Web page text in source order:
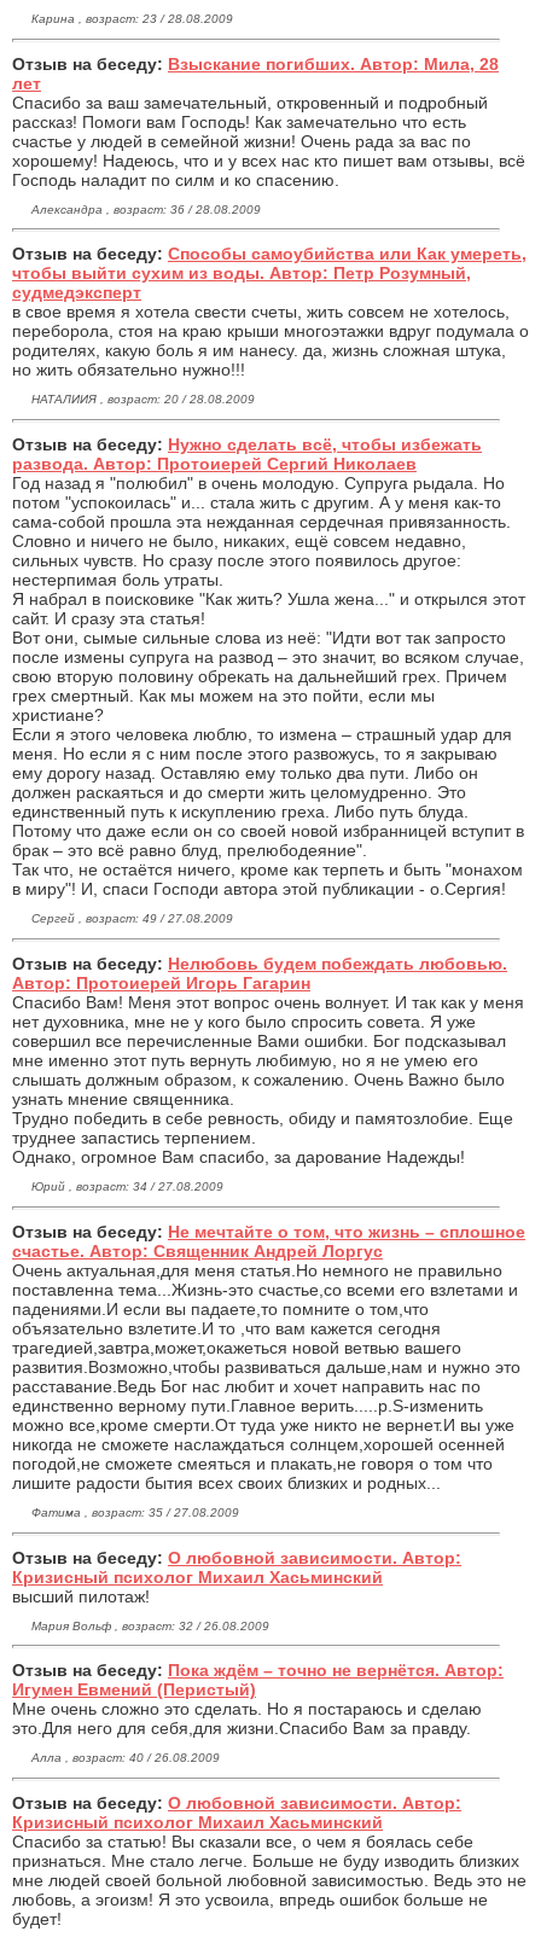
Карина , возраст: 23 / 28.08.2009
Отзыв на беседу: Взыскание погибших. Автор: Мила, 28
лет
Спасибо за ваш замечательный, откровенный и подробный
рассказ! Помоги вам Господь! Как замечательно что есть
счастье у людей в семейной жизни! Очень рада за вас по
хорошему! Надеюсь, что и у всех нас кто пишет вам отзывы, всё
Господь наладит по силм и ко спасению.
Александра , возраст: 36 / 28.08.2009
Отзыв на беседу: Способы самоубийства или Как умереть,
чтобы выйти сухим из воды. Автор: Петр Розумный,
судмедэксперт
в свое время я хотела свести счеты, жить совсем не хотелось,
переборола, стоя на краю крыши многоэтажки вдруг подумала о
родителях, какую боль я им нанесу. да, жизнь сложная штука,
но жить обязательно нужно!!!
НАТАЛИИЯ , возраст: 20 / 28.08.2009
Отзыв на беседу: Нужно сделать всё, чтобы избежать
развода. Автор: Протоиерей Сергий Николаев
Год назад я "полюбил" в очень молодую. Супруга рыдала. Но
потом "успокоилась" и... стала жить с другим. А у меня как-то
сама-собой прошла эта нежданная сердечная привязанность.
Словно и ничего не было, никаких, ещё совсем недавно,
сильных чувств. Но сразу после этого появилось другое:
нестерпимая боль утраты.
Я набрал в поисковике "Как жить? Ушла жена..." и открылся этот
сайт. И сразу эта статья!
Вот они, сымые сильные слова из неё: "Идти вот так запросто
после измены супруга на развод – это значит, во всяком случае,
свою вторую половину обрекать на дальнейший грех. Причем
грех смертный. Как мы можем на это пойти, если мы
христиане?
Если я этого человека люблю, то измена – страшный удар для
меня. Но если я с ним после этого развожусь, то я закрываю
ему дорогу назад. Оставляю ему только два пути. Либо он
должен раскаяться и до смерти жить целомудренно. Это
единственный путь к искуплению греха. Либо путь блуда.
Потому что даже если он со своей новой избранницей вступит в
брак – это всё равно блуд, прелюбодеяние".
Так что, не остаётся ничего, кроме как терпеть и быть "монахом
в миру"! И, спаси Господи автора этой публикации - о.Сергия!
Сергей , возраст: 49 / 27.08.2009
Отзыв на беседу: Нелюбовь будем побеждать любовью.
Автор: Протоиерей Игорь Гагарин
Спасибо Вам! Меня этот вопрос очень волнует. И так как у меня
нет духовника, мне не у кого было спросить совета. Я уже
совершил все перечисленные Вами ошибки. Бог подсказывал
мне именно этот путь вернуть любимую, но я не умею его
слышать должным образом, к сожалению. Очень Важно было
узнать мнение священника.
Трудно победить в себе ревность, обиду и памятозлобие. Еще
труднее запастись терпением.
Однако, огромное Вам спасибо, за дарование Надежды!
Юрий , возраст: 34 / 27.08.2009
Отзыв на беседу: Не мечтайте о том, что жизнь – сплошное
счастье. Автор: Священник Андрей Лоргус
Очень актуальная,для меня статья.Но немного не правильно
поставленна тема...Жизнь-это счастье,со всеми его взлетами и
падениями.И если вы падаете,то помните о том,что
объязательно взлетите.И то ,что вам кажется сегодня
трагедией,завтра,может,окажеться новой ветвью вашего
развития.Возможно,чтобы развиваться дальше,нам и нужно это
расставание.Ведь Бог нас любит и хочет направить нас по
единственно верному пути.Главное верить.....p.S-изменить
можно все,кроме смерти.От туда уже никто не вернет.И вы уже
никогда не сможете наслаждаться солнцем,хорошей осенней
погодой,не сможете смеяться и плакать,не говоря о том что
лишите радости бытия всех своих близких и родных...
Фатима , возраст: 35 / 27.08.2009
Отзыв на беседу: О любовной зависимости. Автор:
Кризисный психолог Михаил Хасьминский
высший пилотаж!
Мария Вольф , возраст: 32 / 26.08.2009
Отзыв на беседу: Пока ждём – точно не вернётся. Автор:
Игумен Евмений (Перистый)
Мне очень сложно это сделать. Но я постараюсь и сделаю
это.Для него для себя,для жизни.Спасибо Вам за правду.
Алла , возраст: 40 / 26.08.2009
Отзыв на беседу: О любовной зависимости. Автор:
Кризисный психолог Михаил Хасьминский
Спасибо за статью! Вы сказали все, о чем я боялась себе
признаться. Мне стало легче. Больше не буду изводить близких
мне людей своей больной любовной зависимостью. Ведь это не
любовь, а эгоизм! Я это усвоила, впредь ошибок больше не
будет!